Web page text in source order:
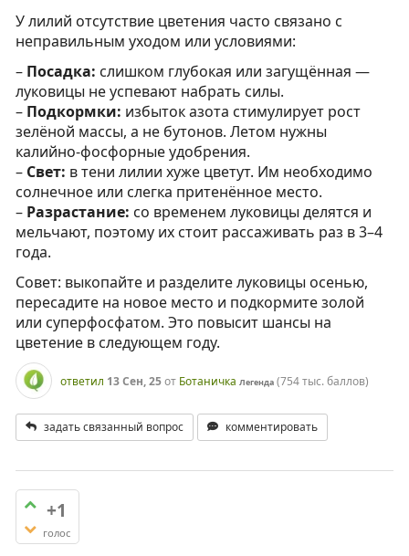
У лилий отсутствие цветения часто связано с
неправильным уходом или условиями:
– Посадка: слишком глубокая или загущённая —
луковицы не успевают набрать силы.
– Подкормки: избыток азота стимулирует рост
зелёной массы, а не бутонов. Летом нужны
калийно-фосфорные удобрения.
– Свет: в тени лилии хуже цветут. Им необходимо
солнечное или слегка притенённое место.
– Разрастание: со временем луковицы делятся и
мельчают, поэтому их стоит рассаживать раз в 3–4
года.
Совет: выкопайте и разделите луковицы осенью,
пересадите на новое место и подкормите золой
или суперфосфатом. Это повысит шансы на
цветение в следующем году.
ответил 13 Сен, 25от Ботаничка Легенда (754 тыс.баллов)
задать связанный вопрос комментировать
+1
голос